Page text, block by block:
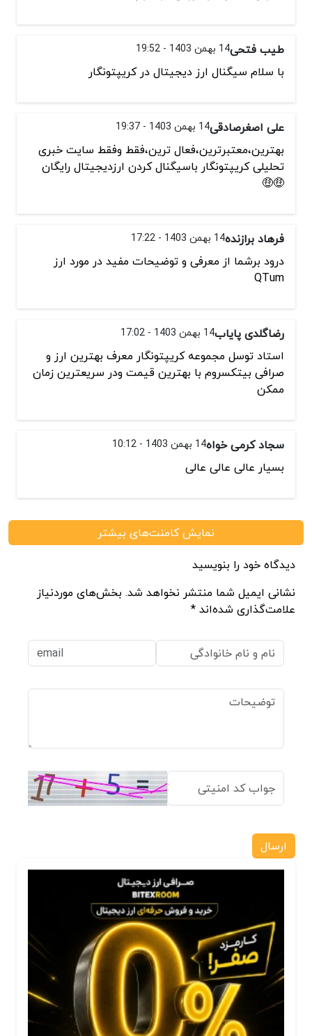
طیب فتحی14 بهمن 1403 - 19:52
با سلام سیگنال ارز دیجیتال در کریپتونگار
علی اصغرصادقی14 بهمن 1403 - 19:37
بهترین،معتبرترین،فعال ترین،فقط وفقط سایت خبری
تحلیلی کریپتونگار باسیگنال کردن ارزدیجیتال رایگان
🤑🤑
فرهاد برازنده14 بهمن 1403 - 17:22
درود برشما از معرفی و توضیحات مفید در مورد ارز
QTum
رضاگلدی پایاب14 بهمن 1403 - 17:02
استاد توسل مجموعه کریپتونگار معرف بهترین ارز و
صرافی بیتکسروم با بهترین قیمت ودر سریعترین زمان
ممکن
سجاد کرمی خواه14 بهمن 1403 - 10:12
بسیار عالی عالی عالی
نمایش کامنت‌های بیشتر
دیدگاه خود را بنویسید
نشانی ایمیل شما منتشر نخواهد شد. بخش‌های موردنیاز
علامت‌گذاری شده‌اند *
ارسال